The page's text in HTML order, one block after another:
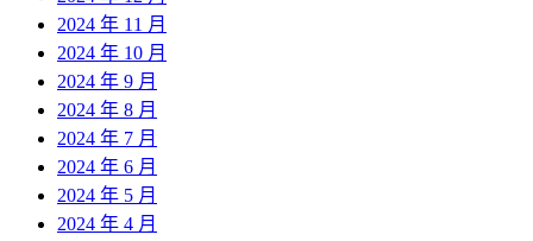
2024 年 11 月
2024 年 10 月
2024 年 9 月
2024 年 8 月
2024 年 7 月
2024 年 6 月
2024 年 5 月
2024 年 4 月